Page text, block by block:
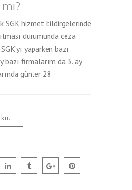
SGK hizmet bildirgelerinde
durumunda ceza
yaparken bazı
bazı firmalarım da 3. ay
günler 28